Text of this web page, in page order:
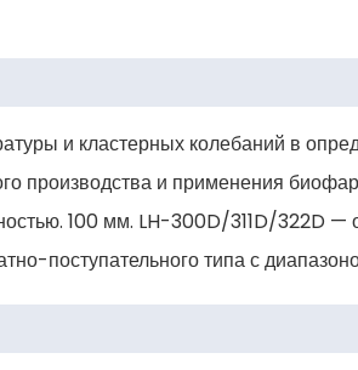
и кластерных колебаний в
производства и применения
100 мм. LH-300D/311D/
поступательного типа с